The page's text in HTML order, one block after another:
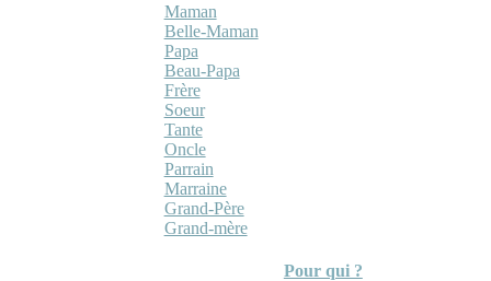
Maman
Belle-Maman
Papa
Beau-Papa
Frère
Soeur
Tante
Oncle
Parrain
Marraine
Grand-Père
Grand-mère
Pour qui ?